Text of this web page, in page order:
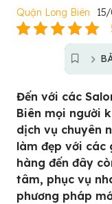
Quận Long Biên
Đến với các
Biên mọi người
dịch vụ chuyên
làm đẹp với các
hàng đến đây
tâm, phục vụ
phương pháp